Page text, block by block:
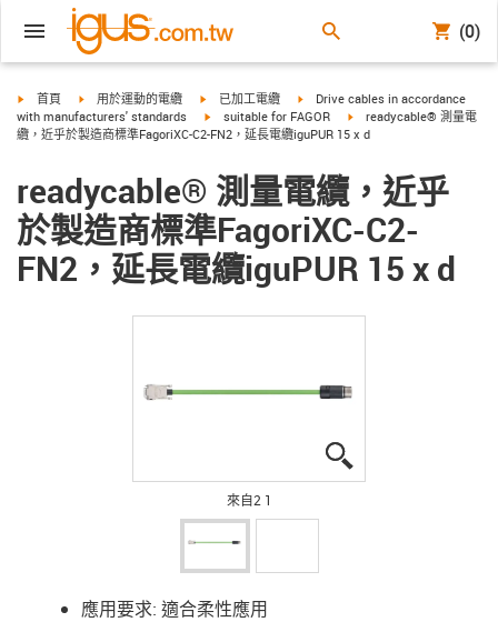
(0)
igus-icon-arrow-right
首頁 igus-icon-arrow-right
用於運動的電纜 igus-icon-arrow-right
已加工電纜 igus-icon-arrow-right
Drive cables in accordance
with manufacturers' standards
igus-icon-arrow-right
suitable for FAGOR igus-icon-arrow-right
readycable® 測量電
纜，近乎於製造商標準FagoriXC-C2-FN2，延長電纜iguPUR 15 x d
readycable® 測量電纜，近乎
於製造商標準FagoriXC-C2-
FN2，延長電纜iguPUR 15 x d
來自2 1
應用要求: 適合柔性應用